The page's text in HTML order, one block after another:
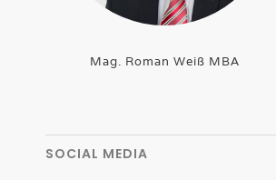
Mag. Roman Weiß MBA
SOCIAL MEDIA